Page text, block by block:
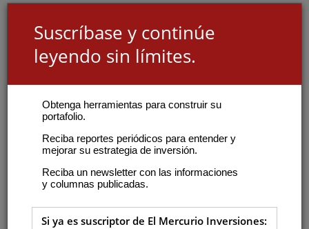
Suscríbase y continúe
leyendo sin límites.
Obtenga herramientas para construir su
portafolio.
Reciba reportes periódicos para entender y
mejorar su estrategia de inversión.
Reciba un newsletter con las informaciones
y columnas publicadas.
Si ya es suscriptor de El Mercurio Inversiones: